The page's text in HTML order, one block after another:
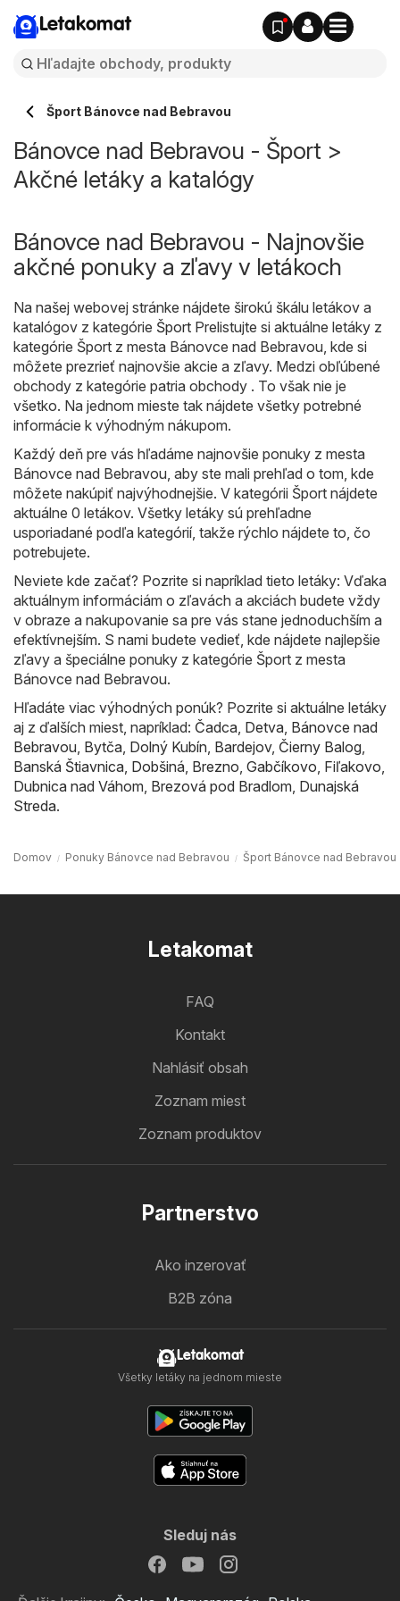
Letakomat
Šport Bánovce nad Bebravou
Bánovce nad Bebravou - Šport >
Akčné letáky a katalógy
Bánovce nad Bebravou - Najnovšie
akčné ponuky a zľavy v letákoch
Na našej webovej stránke nájdete širokú škálu letákov a
katalógov z kategórie Šport Prelistujte si aktuálne letáky z
kategórie Šport z mesta Bánovce nad Bebravou, kde si
môžete prezrieť najnovšie akcie a zľavy. Medzi obľúbené
obchody z kategórie patria obchody . To však nie je
všetko. Na jednom mieste tak nájdete všetky potrebné
informácie k výhodným nákupom.
Každý deň pre vás hľadáme najnovšie ponuky z mesta
Bánovce nad Bebravou, aby ste mali prehľad o tom, kde
môžete nakúpiť najvýhodnejšie. V kategórii Šport nájdete
aktuálne 0 letákov. Všetky letáky sú prehľadne
usporiadané podľa kategórií, takže rýchlo nájdete to, čo
potrebujete.
Neviete kde začať? Pozrite si napríklad tieto letáky: Vďaka
aktuálnym informáciám o zľavách a akciách budete vždy
v obraze a nakupovanie sa pre vás stane jednoduchším a
efektívnejším. S nami budete vedieť, kde nájdete najlepšie
zľavy a špeciálne ponuky z kategórie Šport z mesta
Bánovce nad Bebravou.
Hľadáte viac výhodných ponúk? Pozrite si aktuálne letáky
aj z ďalších miest, napríklad: Čadca, Detva, Bánovce nad
Bebravou, Bytča, Dolný Kubín, Bardejov, Čierny Balog,
Banská Štiavnica, Dobšiná, Brezno, Gabčíkovo, Fiľakovo,
Dubnica nad Váhom, Brezová pod Bradlom, Dunajská
Streda.
Domov Ponuky Bánovce nad Bebravou Šport Bánovce nad Bebravou
Letakomat
FAQ
Kontakt
Nahlásiť obsah
Zoznam miest
Zoznam produktov
Partnerstvo
Ako inzerovať
B2B zóna
Letakomat
Všetky letáky na jednom mieste
Sleduj nás